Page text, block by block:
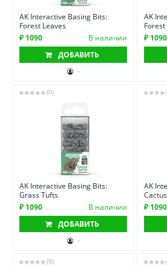
AK Interactive Basing Bits:
Forest Leaves
₽ 1090
В наличии
ДОБАВИТЬ
-
AK
₽ 1090
(0)
AK Interactive Basing Bits:
Grass Tufts
₽ 1090
В наличии
ДОБАВИТЬ
-
AK
₽ 1090
(0)